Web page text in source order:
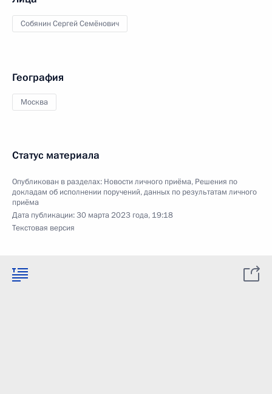
Собянин Сергей Семёнович
География
Москва
Статус материала
Опубликован в разделах: Новости личного приёма, Решения по
докладам об исполнении поручений, данных по результатам личного
приёма
Дата публикации:30 марта 2023 года, 19:18
Текстовая версия